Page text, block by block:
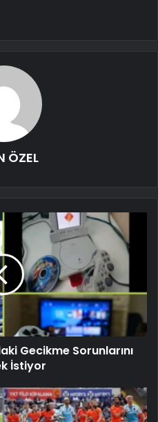
ÖZEL
Gecikme Sorunlarını
İstiyor